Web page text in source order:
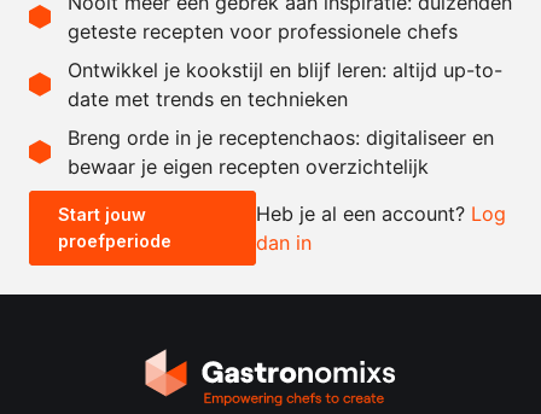
0.5
theel.
witte peperkorrels
Recept omrekenen
- +
0.5x 1x 2x
geteste recepten voor professionele chefs
Ontwikkel je kookstijl en blijf leren: altijd up-to-
date met trends en technieken
Breng orde in je receptenchaos: digitaliseer en
bewaar je eigen recepten overzichtelijk
Start jouw
proefperiode
Heb je al een account? Log
dan in